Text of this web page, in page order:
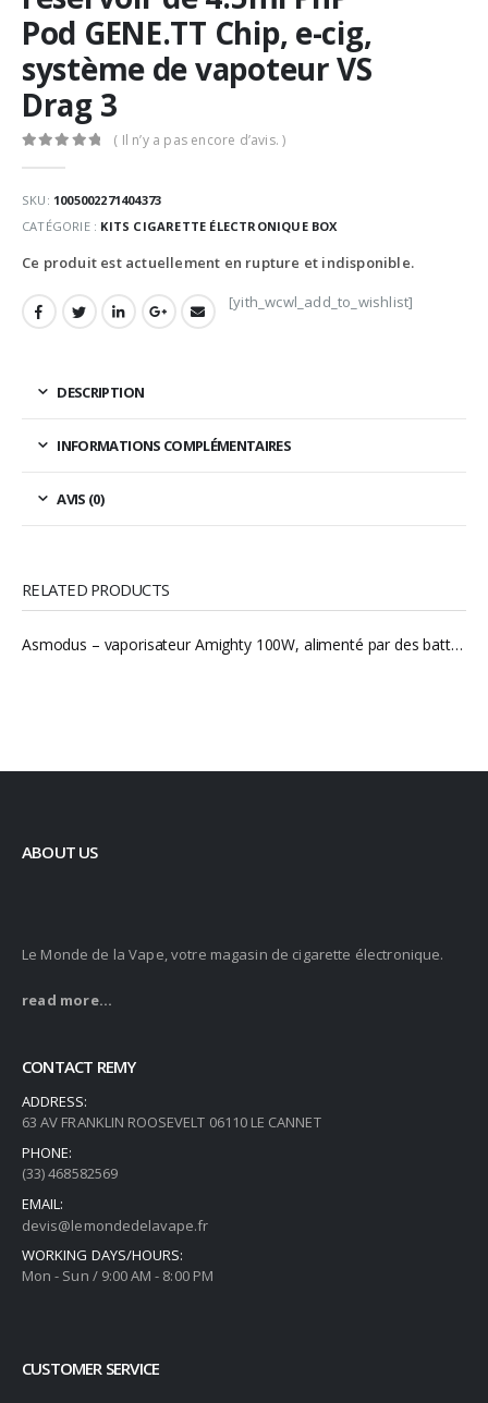
Pod GENE.TT Chip, e-cig,
système de vapoteur VS
Drag 3
( Il n’y a pas encore d’avis. )
SKU: 1005002271404373
CATÉGORIE : KITS CIGARETTE ÉLECTRONIQUE BOX
Ce produit est actuellement en rupture et indisponible.
[yith_wcwl_add_to_wishlist]
DESCRIPTION
INFORMATIONS COMPLÉMENTAIRES
AVIS (0)
RELATED PRODUCTS
Asmodus – vaporisateur Amighty 100W, alimenté par des batteries 18650, 21700 et 20700, Mod pour RTA RDA RDTA
ABOUT US
Le Monde de la Vape, votre magasin de cigarette électronique.
read more...
CONTACT REMY
ADDRESS:
63 AV FRANKLIN ROOSEVELT 06110 LE CANNET
PHONE:
(33) 468582569
EMAIL:
devis@lemondedelavape.fr
WORKING DAYS/HOURS:
Mon - Sun / 9:00 AM - 8:00 PM
CUSTOMER SERVICE